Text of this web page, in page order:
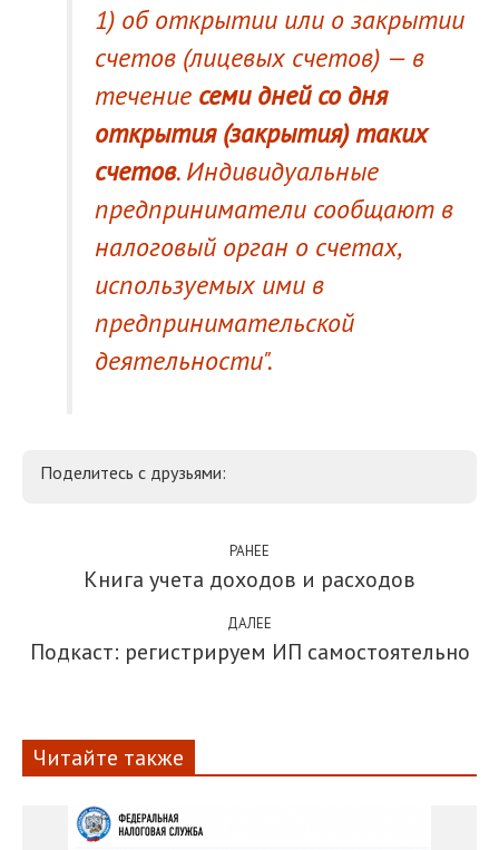
1) об открытии или о закрытии
счетов (лицевых счетов) — в
течение семи дней со дня
открытия (закрытия) таких
счетов. Индивидуальные
предприниматели сообщают в
налоговый орган о счетах,
используемых ими в
предпринимательской
деятельности".
Поделитесь с друзьями:
РАНЕЕ
Книга учета доходов и расходов
ДАЛЕЕ
Подкаст: регистрируем ИП самостоятельно
Читайте также